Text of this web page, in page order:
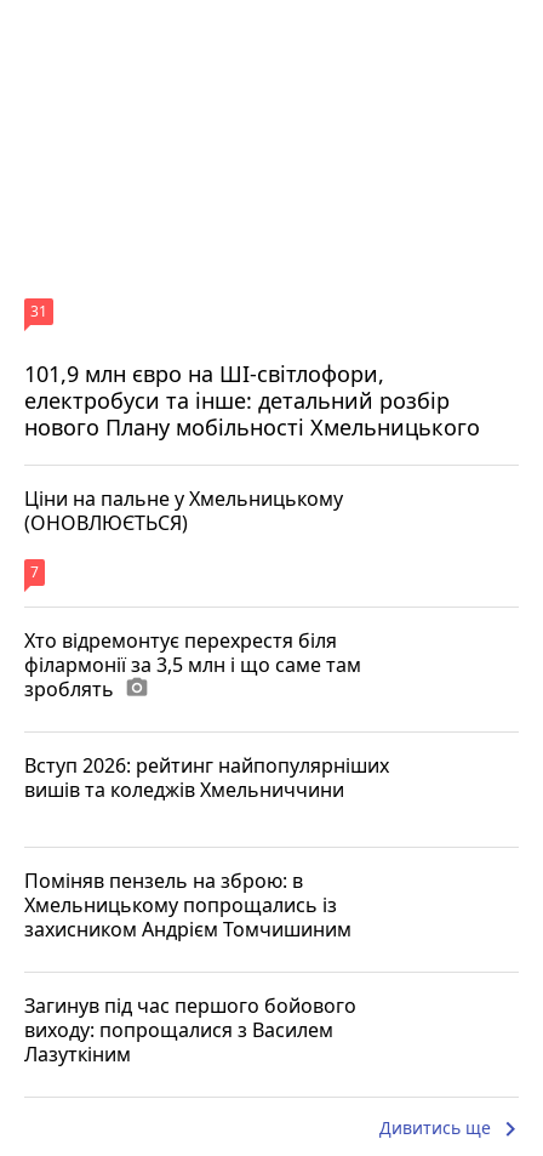
101,9 млн євро на ШІ-світлофори,
електробуси та інше: детальний розбір
нового Плану мобільності Хмельницького
31
Ціни на пальне у Хмельницькому
(ОНОВЛЮЄТЬСЯ)
7
Хто відремонтує перехрестя біля
філармонії за 3,5 млн і що саме там
зроблять photo_camera
Вступ 2026: рейтинг найпопулярніших
вишів та коледжів Хмельниччини
Поміняв пензель на зброю: в
Хмельницькому попрощались із
захисником Андрієм Томчишиним
Загинув під час першого бойового
виходу: попрощалися з Василем
Лазуткіним
Дивитись ще keyboard_arrow_right